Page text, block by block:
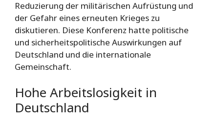
Reduzierung der militärischen Aufrüstung und
der Gefahr eines erneuten Krieges zu
diskutieren. Diese Konferenz hatte politische
und sicherheitspolitische Auswirkungen auf
Deutschland und die internationale
Gemeinschaft.
Hohe Arbeitslosigkeit in
Deutschland